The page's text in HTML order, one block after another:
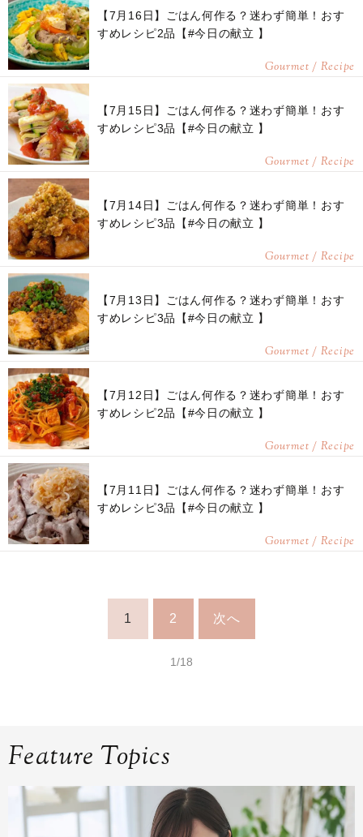
【7月16日】ごはん何作る？迷わず簡単！おす
すめレシピ2品【#今日の献立 】
Gourmet / Recipe
【7月15日】ごはん何作る？迷わず簡単！おす
すめレシピ3品【#今日の献立 】
Gourmet / Recipe
【7月14日】ごはん何作る？迷わず簡単！おす
すめレシピ3品【#今日の献立 】
Gourmet / Recipe
【7月13日】ごはん何作る？迷わず簡単！おす
すめレシピ3品【#今日の献立 】
Gourmet / Recipe
【7月12日】ごはん何作る？迷わず簡単！おす
すめレシピ2品【#今日の献立 】
Gourmet / Recipe
【7月11日】ごはん何作る？迷わず簡単！おす
すめレシピ3品【#今日の献立 】
Gourmet / Recipe
1 2 次へ
1/18
Feature Topics